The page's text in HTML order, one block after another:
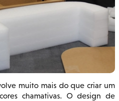
muito mais do que criar um
chamativas. O design de